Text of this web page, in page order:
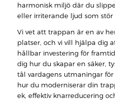
harmonisk miljö där du
eller irriterande ljud som
Vi vet att trappan är en av
platser, och vi vill hjälpa dig
hållbar investering för
dig hur du skapar en säker,
tål vardagens utmaningar
hur du moderniserar din
ek, effektiv knarreducering